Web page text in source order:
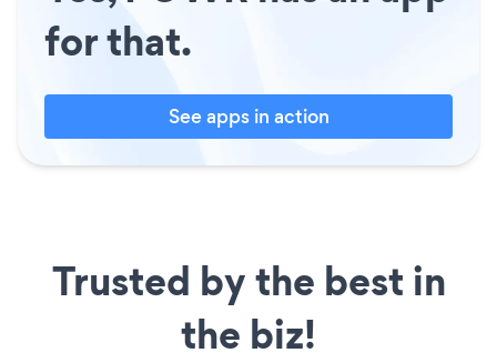
for that.
See apps in action
Trusted by the best in
the biz!